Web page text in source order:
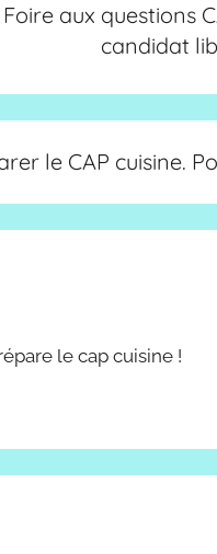
Foire aux questions
candidat
le CAP cuisine.
le cap cuisine !